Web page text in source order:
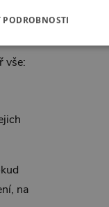
vše:
na
PODROBNOSTI